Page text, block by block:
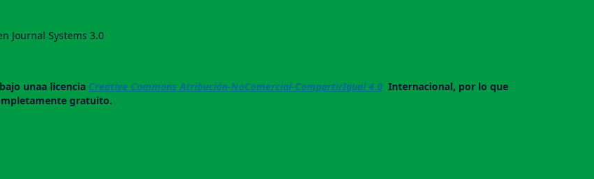
Journal Systems 3.0
unaa licencia Creative Commons Atribución-NoComercial-CompartirIgual 4.0 Internacional, por lo que
gratuito.